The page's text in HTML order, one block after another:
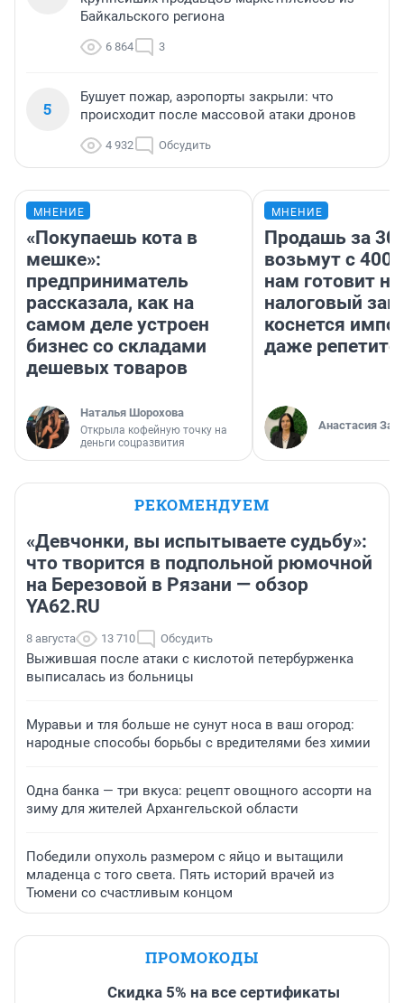
Байкальского региона
6 864 3
5
Бушует пожар, аэропорты закрыли: что
происходит после массовой атаки дронов
4 932 Обсудить
МНЕНИЕ
«Покупаешь кота в
мешке»:
предприниматель
рассказала, как на
самом деле устроен
бизнес со складами
дешевых товаров
Наталья Шорохова
Открыла кофейную точку на
деньги соцразвития
МНЕНИЕ
Продашь за
возьмут с
нам готовит
налоговый
коснется
даже
Анастасия
РЕКОМЕНДУЕМ
«Девчонки, вы испытываете судьбу»:
что творится в подпольной рюмочной
на Березовой в Рязани — обзор
YA62.RU
8 августа 13 710 Обсудить
Выжившая после атаки с кислотой петербурженка
выписалась из больницы
Муравьи и тля больше не сунут носа в ваш огород:
народные способы борьбы с вредителями без химии
Одна банка — три вкуса: рецепт овощного ассорти на
зиму для жителей Архангельской области
Победили опухоль размером с яйцо и вытащили
младенца с того света. Пять историй врачей из
Тюмени со счастливым концом
ПРОМОКОДЫ
Скидка 5% на все сертификаты